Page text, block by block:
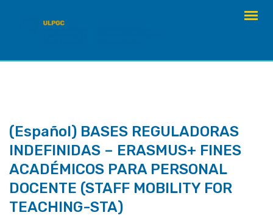
(Español) BASES REGULADORAS
INDEFINIDAS – ERASMUS+ FINES
ACADÉMICOS PARA PERSONAL
DOCENTE (STAFF MOBILITY FOR
TEACHING-STA)